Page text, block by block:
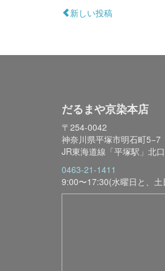
新しい投稿
だるまや京染本店
〒254-0042
神奈川県平塚市明石町5−7
JR東海道線「平塚駅」北
0463-21-1411
9:00〜17:30(水曜日と、